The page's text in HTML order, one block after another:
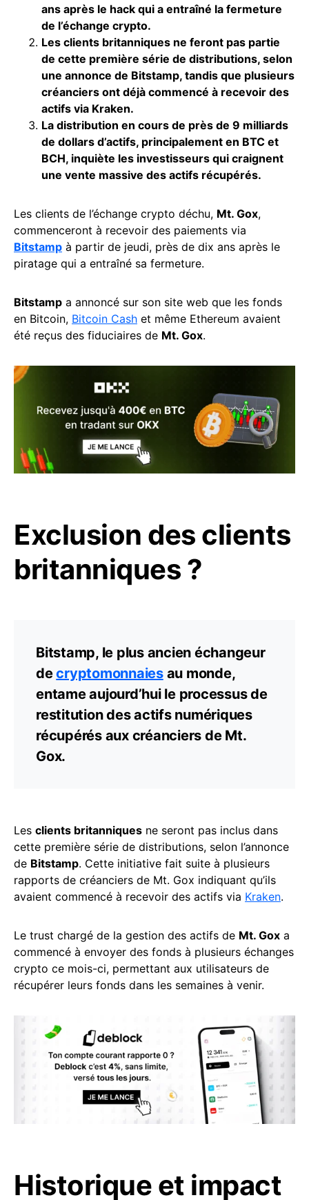
ans après le hack qui a entraîné la fermeture
de l’échange crypto.
Les clients britanniques ne feront pas partie
de cette première série de distributions, selon
une annonce de Bitstamp, tandis que plusieurs
créanciers ont déjà commencé à recevoir des
actifs via Kraken.
La distribution en cours de près de 9 milliards
de dollars d’actifs, principalement en BTC et
BCH, inquiète les investisseurs qui craignent
une vente massive des actifs récupérés.
Les clients de l’échange crypto déchu, Mt. Gox,
commenceront à recevoir des paiements via
Bitstamp à partir de jeudi, près de dix ans après le
piratage qui a entraîné sa fermeture.
Bitstamp a annoncé sur son site web que les fonds
en Bitcoin, Bitcoin Cash et même Ethereum avaient
été reçus des fiduciaires de Mt. Gox.
Exclusion des clients
britanniques ?
Bitstamp, le plus ancien échangeur
decryptomonnaiesau monde,
entame aujourd’hui le processus de
restitution des actifs numériques
récupérés aux créanciers de Mt.
Gox.
Les clients britanniques ne seront pas inclus dans
cette première série de distributions, selon l’annonce
de Bitstamp. Cette initiative fait suite à plusieurs
rapports de créanciers de Mt. Gox indiquant qu’ils
avaient commencé à recevoir des actifs via Kraken.
Le trust chargé de la gestion des actifs de Mt. Gox a
commencé à envoyer des fonds à plusieurs échanges
crypto ce mois-ci, permettant aux utilisateurs de
récupérer leurs fonds dans les semaines à venir.
Historique et impact